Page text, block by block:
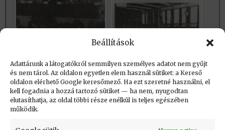
Beállítások
Adattárunk a látogatókról semmilyen személyes adatot nem gyűjt
és nem tárol. Az oldalon egyetlen elem használ sütiket: a Kereső
oldalon elérhető Google keresőmező. Ha ezt szeretné használni, el
kell fogadnia a hozzá tartozó sütiket — ha nem, nyugodtan
elutasíthatja, az oldal többi része enélkül is teljes egészében
működik.
Létrehozva (post_date): 2016.04.03. 17:23
Utolsó módosítás (post_modified): 2021.02.11.
17:53